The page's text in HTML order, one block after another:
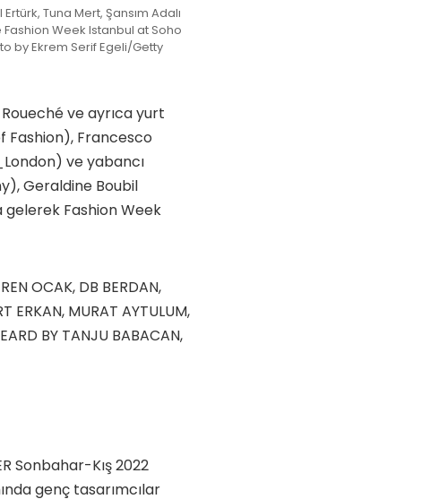
Ertürk, Tuna Mert, Şansım Adalı
Week Istanbul at Soho
by Ekrem Serif Egeli/Getty
ve ayrıca yurt
Fashion), Francesco
ve yabancı
Geraldine Boubil
Fashion Week
OCAK, DB BERDAN,
ERKAN, MURAT AYTULUM,
BY TANJU BABACAN,
Sonbahar-Kış 2022
genç tasarımcılar